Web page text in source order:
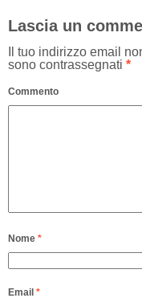
Lascia un
Il tuo indirizzo email
sono contrassegnati *
Commento
Nome *
Email *